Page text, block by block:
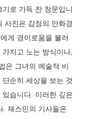
로 가득 찬 창문입니
사진은 감정의 만화경
게 경이로움을 불러
지고 노는 방식이나,
은 그녀의 예술적 비
순히 세상을 보는 것
습니다. 이러한 깊은
. 재스민의 기사들은